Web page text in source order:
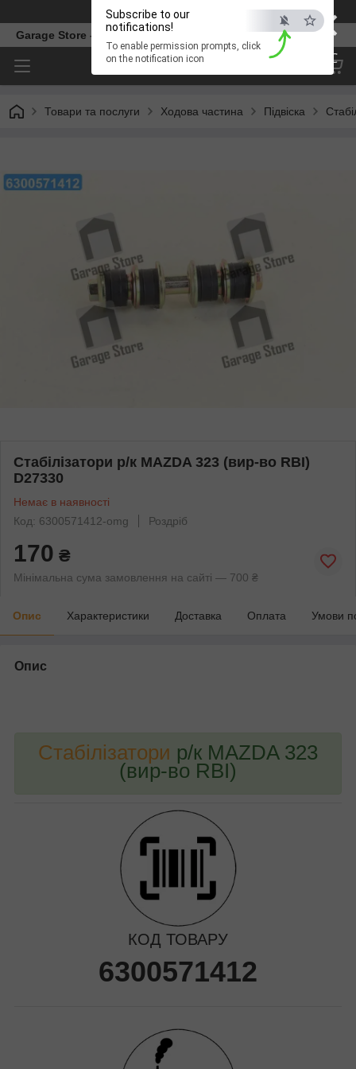
×
ESC
Subscribe to our
notifications!
To enable permission prompts, click
on the notification icon
Телефон
Garage Store – інтернет магазин автозапчастин.
Товари та послуги Ходова частина Підвіска
Стабілізатори р/к MAZDA 323 (вир-во RBI)
D27330
Немає в наявності
Код: 6300571412-omg
Роздріб
170 ₴
Мінімальна сума замовлення на сайті — 700 ₴
Опис Характеристики Доставка Оплата Умови
Опис
Стабілізатори р/к MAZDA 323
(вир-во RBI)
КОД ТОВАРУ
6300571412